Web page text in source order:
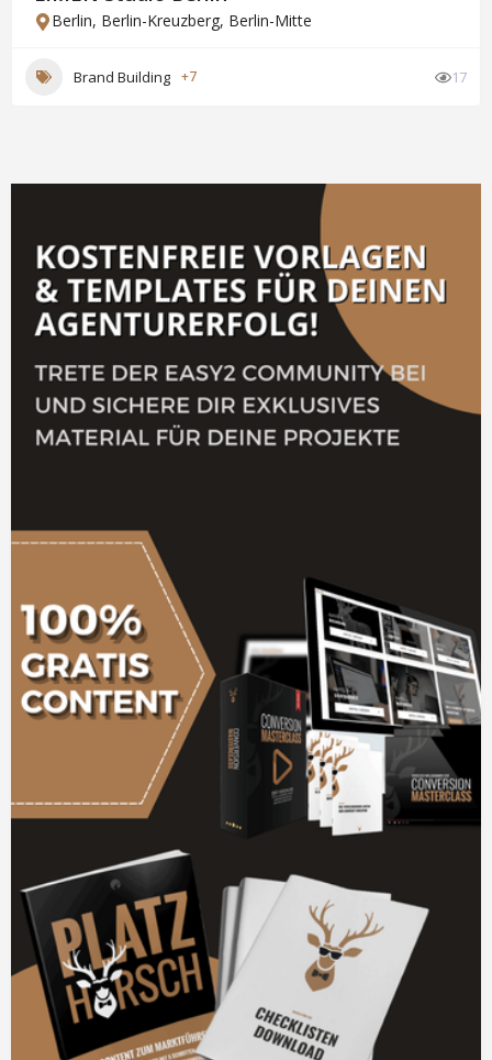
Berlin, Berlin-Kreuzberg, Berlin-Mitte
Brand Building +7 17